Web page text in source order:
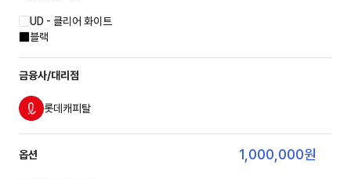
UD - 클리어 화이트
블랙
금융사/대리점
롯데캐피탈
옵션 1,000,000원